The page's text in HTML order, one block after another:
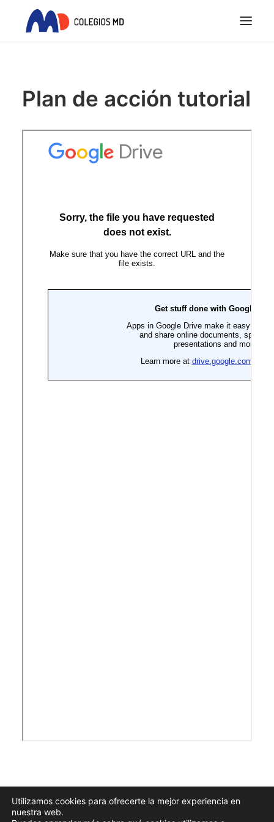
PROYECTO EDUCATIVO
COLEGIOS MD
ACTUALIDAD
REQUISITOS LEGALES
Plan de acción tutorial
Utilizamos cookies para ofrecerte la mejor experiencia en
nuestra web.